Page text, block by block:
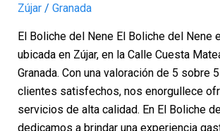
Zújar/ Granada
El Boliche del Nene El Boliche del Nene
ubicada en Zújar, en la Calle Cuesta
Granada. Con una valoración de 5 sobre
clientes satisfechos, nos enorgullece
servicios de alta calidad. En El Boliche
dedicamos a brindar una experiencia
Zújar
–
Granada